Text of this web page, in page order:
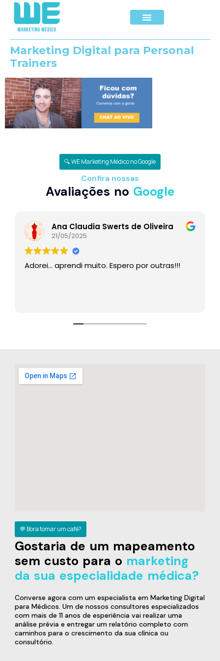
Marketing Digital para Personal
Trainers
🔍 WE Marketing Médico no Google
Confira nossas
Avaliações no Google
Ana Claudia Swerts de Oliveira
21/05/2025
Adorei… aprendi muito. Espero por outras!!!
💬 Bora tomar um café?
Gostaria de um mapeamento
sem custo para o marketing
da sua especialidade médica?
Converse agora com um especialista em Marketing Digital
para Médicos. Um de nossos consultores especializados
com mais de 11 anos de esperiência vai realizar uma
análise prévia e entregar um relatório completo com
caminhos para o crescimento da sua clínica ou
consultório.